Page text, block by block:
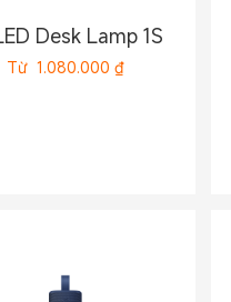
Desk Lamp 1S
Từ 1.080.000 ₫